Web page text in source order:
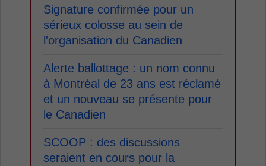
Signature confirmée pour un
sérieux colosse au sein de
l'organisation du Canadien
Alerte ballottage : un nom connu
à Montréal de 23 ans est réclamé
et un nouveau se présente pour
le Canadien
SCOOP : des discussions
seraient en cours pour la